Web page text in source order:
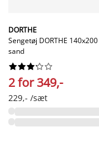
DORTHE
Sengetøj DORTHE 140x200
sand






2 for 349,-
229,- /sæt